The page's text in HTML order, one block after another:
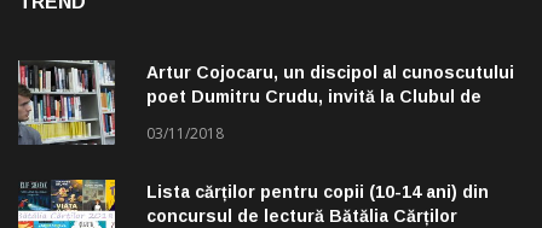
Artur Cojocaru, un discipol al cunoscutului
poet Dumitru Crudu, invită la Clubul de
03/11/2018
Lista cărților pentru copii (10-14 ani) din
concursul de lectură Bătălia Cărților